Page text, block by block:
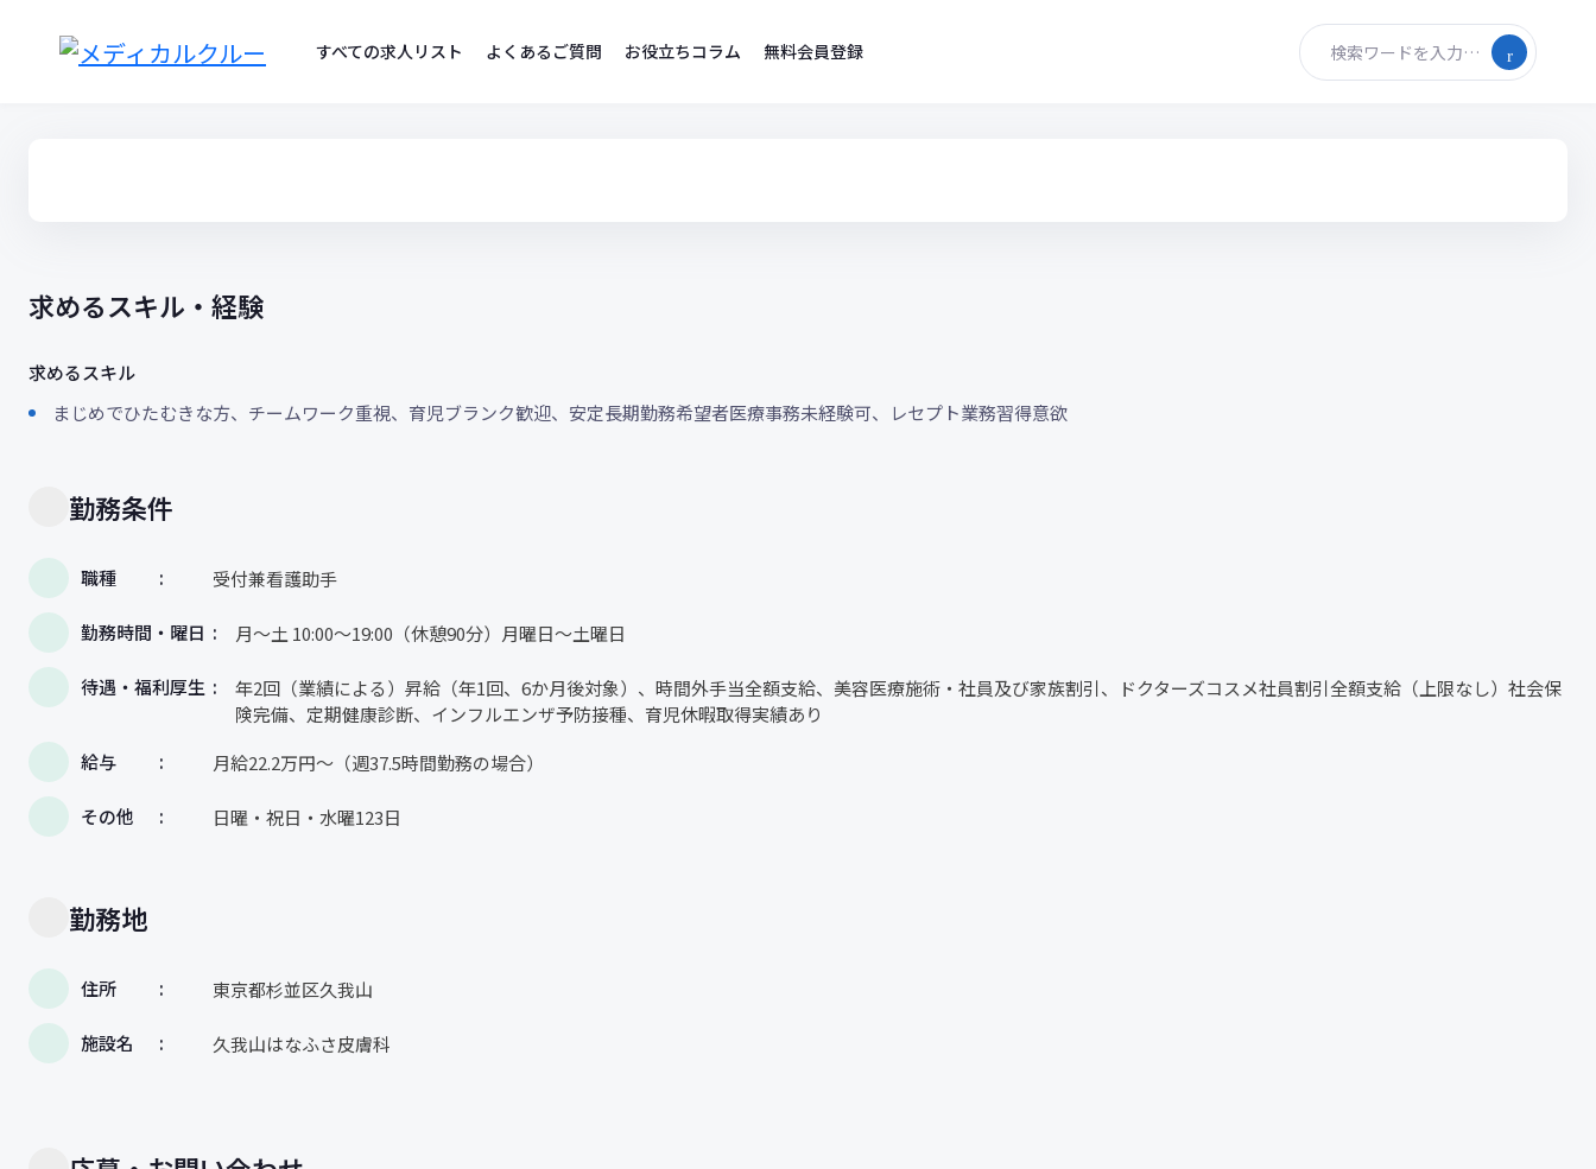
すべての求人リスト よくあるご質問 お役立ちコラム 無料会員登録 検索ワードを入力…
求めるスキル・経験
求めるスキル
まじめでひたむきな方、チームワーク重視、育児ブランク歓迎、安定長期勤務希望者医療事務未経験可、レセプト業務習得意欲
勤務条件
職種 受付兼看護助手
勤務時間・曜日 月～土 10:00～19:00（休憩90分）月曜日～土曜日
待遇・福利厚生
年2回（業績による）昇給（年1回、6か月後対象）、時間外手当全額支給、美容医療施術・社員及び家族割引、ドクターズコスメ社員割引全額支給（上限なし）社会保
険完備、定期健康診断、インフルエンザ予防接種、育児休暇取得実績あり
給与
月給22.2万円～（週37.5時間勤務の場合）
その他 日曜・祝日・水曜123日
勤務地
住所 東京都杉並区久我山
施設名 久我山はなふさ皮膚科